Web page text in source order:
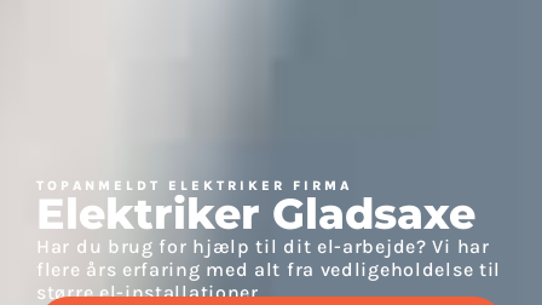
TOPANMELDT ELEKTRIKER FIRMA
Elektriker Gladsaxe
Har du brug for hjælp til dit el-arbejde? Vi har
flere års erfaring med alt fra vedligeholdelse til
større el-installationer